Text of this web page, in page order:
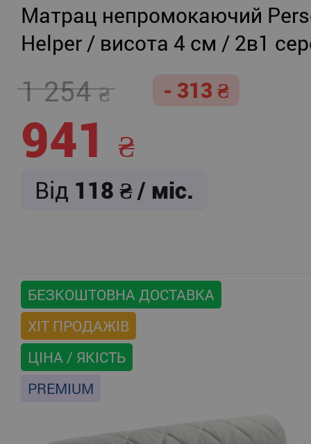
Матрац непромокаючий
Helper / висота 4 см / 2в1
1 254 - 313
941
Від 118 / міс.
БЕЗКОШТОВНА ДОСТАВКА
ХІТ ПРОДАЖІВ
ЦІНА / ЯКІСТЬ
PREMIUM